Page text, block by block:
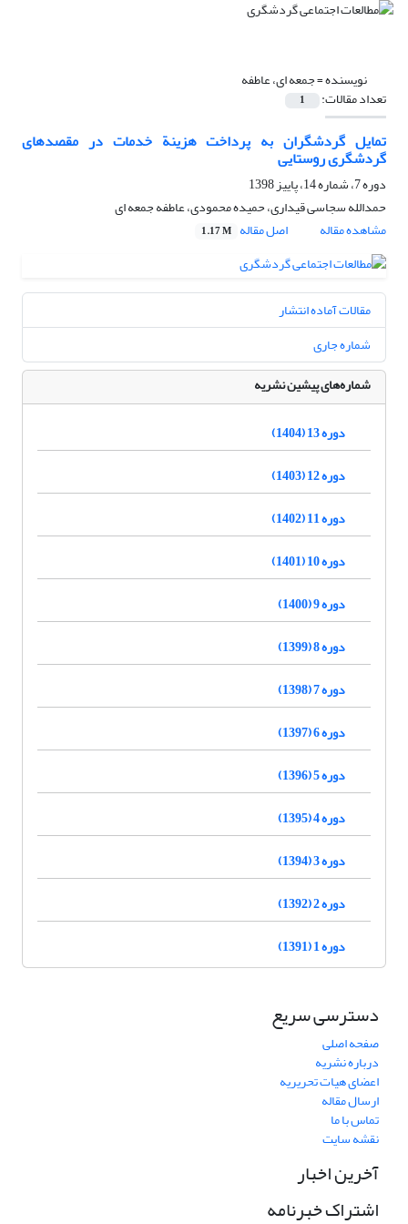
نویسنده =جمعه ای، عاطفه
تعداد مقالات: 1
تمایل گردشگران به پرداخت هزینة خدمات در مقصدهای
گردشگری روستایی
دوره 7، شماره 14، پاییز 1398
حمدالله سجاسی قیداری، حمیده محمودی، عاطفه جمعه ای
مشاهده مقاله
اصل مقاله 1.17 M
مقالات آماده انتشار
شماره جاری
شماره‌های پیشین نشریه
دوره 13 (1404)
دوره 12 (1403)
دوره 11 (1402)
دوره 10 (1401)
دوره 9 (1400)
دوره 8 (1399)
دوره 7 (1398)
دوره 6 (1397)
دوره 5 (1396)
دوره 4 (1395)
دوره 3 (1394)
دوره 2 (1392)
دوره 1 (1391)
دسترسی سریع
صفحه اصلی
درباره نشریه
اعضای هیات تحریریه
ارسال مقاله
تماس با ما
نقشه سایت
آخرین اخبار
اشتراک خبرنامه